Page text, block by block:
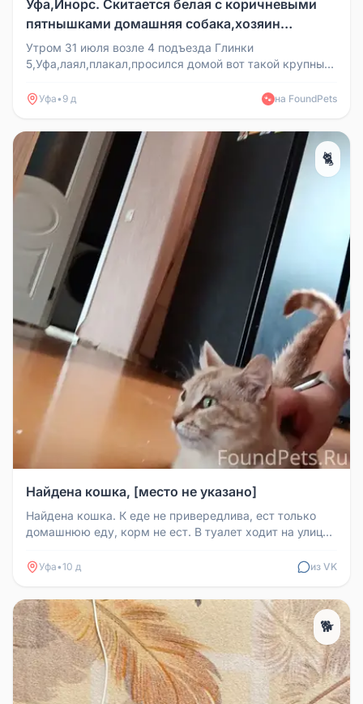
Уфа,Инорс. Скитается белая с коричневыми
пятнышками домашняя собака,хозяин
найдись
Утром 31 июля возле 4 подъезда Глинки
5,Уфа,лаял,плакал,просился домой вот такой крупный
Уфа• 9 д 🐾 на FoundPets
🐈
Найдена кошка, [место не указано]
Найдена кошка. К еде не привередлива, ест только
домашнюю еду, корм не ест. В туалет ходит на улицу
Уфа•10 д из VK
🐕